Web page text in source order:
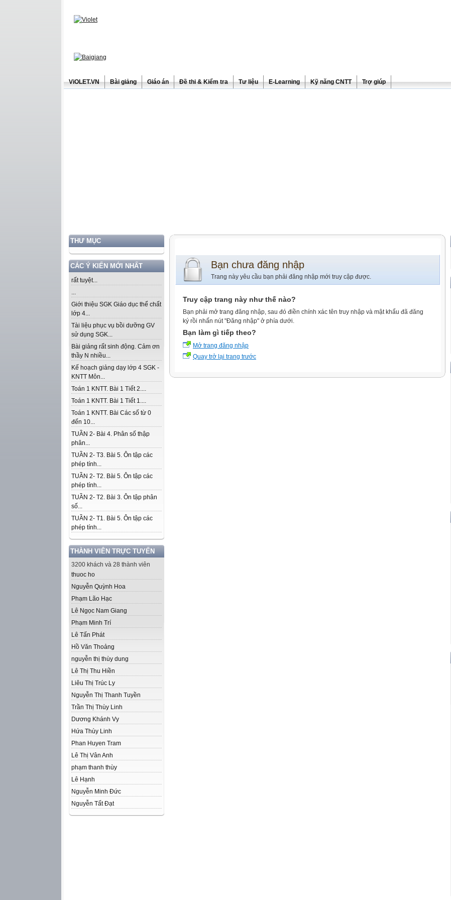
ViOLET.VN Bài giảng Giáo án Đề thi & Kiểm tra Tư liệu E-Learning Kỹ năng CNTT Trợ giúp
THƯ MỤC
CÁC Ý KIẾN MỚI NHẤT
rất tuyệt...
...
Giới thiệu SGK Giáo dục thể chất
lớp 4...
Tài liệu phục vụ bồi dưỡng GV
sử dụng SGK...
Bài giảng rất sinh động. Cảm ơn
thầy N nhiều...
Kế hoạch giảng dạy lớp 4 SGK -
KNTT Môn...
Toán 1 KNTT. Bài 1 Tiết 2....
Toán 1 KNTT. Bài 1 Tiết 1....
Toán 1 KNTT. Bài Các số từ 0
đến 10...
TUẦN 2- Bài 4. Phân số thập
phân...
TUẦN 2- T3. Bài 5. Ôn tập các
phép tính...
TUẦN 2- T2. Bài 5. Ôn tập các
phép tính...
TUẦN 2- T2. Bài 3. Ôn tập phân
số...
TUẦN 2- T1. Bài 5. Ôn tập các
phép tính...
THÀNH VIÊN TRỰC TUYẾN
3200 khách và 28 thành viên
thuoc ho
Nguyễn Quỳnh Hoa
Phạm Lão Hạc
Lê Ngọc Nam Giang
Phạm Minh Trí
Lê Tấn Phát
Hồ Văn Thoảng
nguyễn thị thùy dung
Lê Thị Thu Hiền
Liêu Thị Trúc Ly
Nguyễn Thị Thanh Tuyền
Trần Thị Thùy Linh
Dương Khánh Vy
Hứa Thùy Linh
Phan Huyen Tram
Lê Thị Vân Anh
phạm thanh thùy
Lê Hạnh
Nguyễn Minh Đức
Nguyễn Tất Đạt
Bạn chưa đăng nhập
Trang này yêu cầu bạn phải đăng nhập mới truy cập được.
Truy cập trang này như thế nào?
Bạn phải mở trang đăng nhập, sau đó điền chính xác tên truy nhập và mật khẩu đã đăng
ký rồi nhấn nút "Đăng nhập" ở phía dưới.
Bạn làm gì tiếp theo?
Mở trang đăng nhập
Quay trở lại trang trước